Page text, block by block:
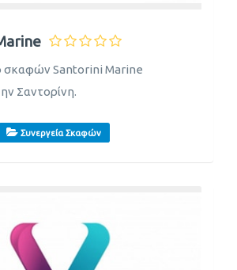
σκαφών Santorini Marine
Σαντορίνη.
Συνεργεία Σκαφών